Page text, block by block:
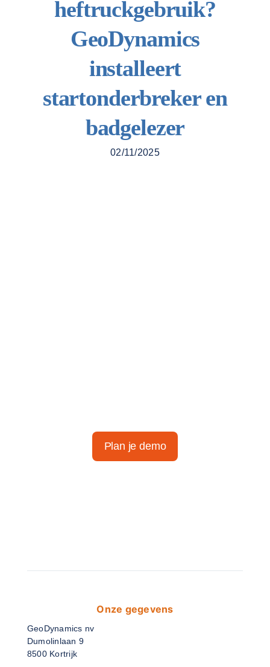
heftruckgebruik?
GeoDynamics
installeert
startonderbreker en
badgelezer
02/11/2025
Plan je demo
Onze gegevens
GeoDynamics nv
Dumolinlaan 9
8500 Kortrijk